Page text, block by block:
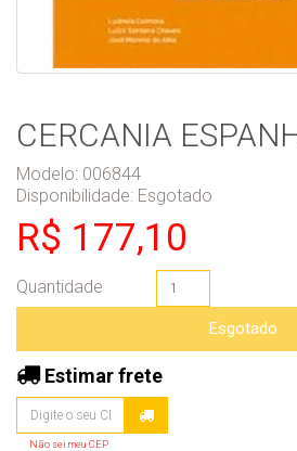
CERCANIA
Modelo: 006844
Disponibilidade: Esgotado
R$ 177,10
Quantidade
Esgotado
Estimar frete
Não sei meu CEP